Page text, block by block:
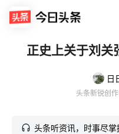
正史上关于刘关
日
头条新锐创
头条听资讯，时事尽掌